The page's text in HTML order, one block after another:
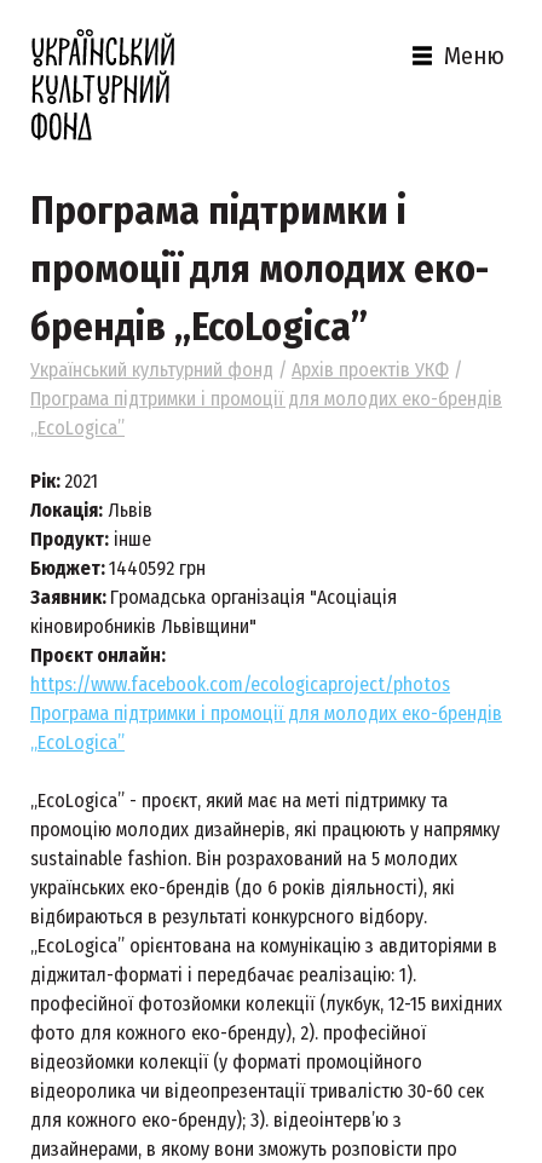
Меню
Програма підтримки і
промоції для молодих еко-
брендів „EcoLogica”
Український культурний фонд / Архів проектів УКФ /
Програма підтримки і промоції для молодих еко-брендів
„EcoLogica”
Рік: 2021
Локація: Львів
Продукт: інше
Бюджет:1440592 грн
Заявник: Громадська організація "Асоціація
кіновиробників Львівщини"
Проєкт онлайн:
https://www.facebook.com/ecologicaproject/photos
Програма підтримки і промоції для молодих еко-брендів
„EcoLogica”
„EcoLogica” - проєкт, який має на меті підтримку та
промоцію молодих дизайнерів, які працюють у напрямку
sustainable fashion. Він розрахований на 5 молодих
українських еко-брендів (до 6 років діяльності), які
відбираються в результаті конкурсного відбору.
„EcoLogica” орієнтована на комунікацію з авдиторіями в
діджитал-форматі і передбачає реалізацію: 1).
професійної фотозйомки колекції (лукбук, 12-15 вихідних
фото для кожного еко-бренду), 2). професійної
відеозйомки колекції (у форматі промоційного
відеоролика чи відеопрезентації тривалістю 30-60 сек
для кожного еко-бренду); 3). відеоінтерв’ю з
дизайнерами, в якому вони зможуть розповісти про